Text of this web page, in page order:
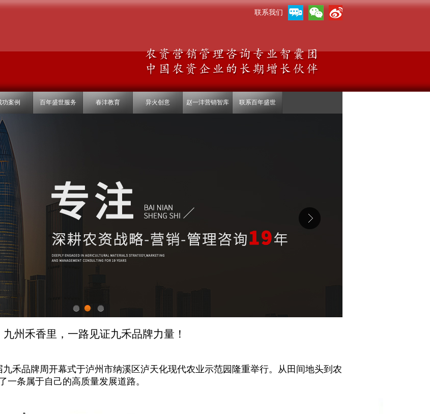
联系我们
功案例 百年盛世服务 春沣教育 异火创意 赵一沣营销智库 联系百年盛世
九州禾香里，一路见证九禾品牌力量！
九禾品牌周开幕式于泸州市纳溪区泸天化现代农业示范园隆重举行。从田间地头到农
一条属于自己的高质量发展道路。